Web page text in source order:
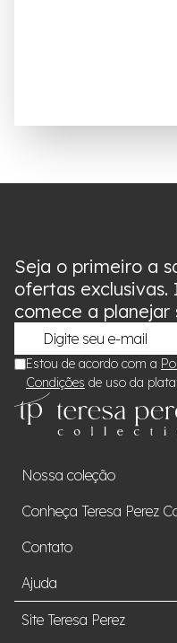
Nossa coleção
Conheça Teresa Perez
Contato
Ajuda
Site Teresa Perez
Seja o primeiro a
ofertas
comece a
Estou de acordo com a
Condições de uso da